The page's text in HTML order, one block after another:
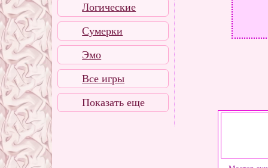
Логические
Сумерки
Эмо
Все игры
Показать еще